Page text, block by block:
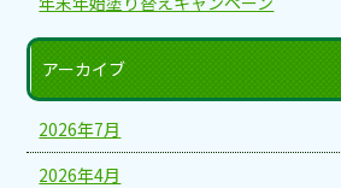
アーカイブ
2026年7月
2026年4月